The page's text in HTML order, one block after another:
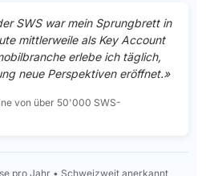
SWS war mein Sprungbrett in
mittlerweile als Key Account
erlebe ich täglich,
neue Perspektiven eröffnet.»
von über 50'000 SWS-
pro Jahr • Schweizweit anerkannt